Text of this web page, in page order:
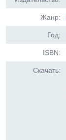
Жанр:
Год:
ISBN:
Скачать: